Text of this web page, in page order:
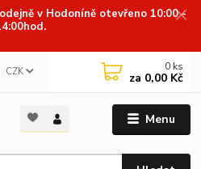
v Hodoníně otevřeno 10:00 -
Menu
CZK 0 ks
za 0,00 Kč